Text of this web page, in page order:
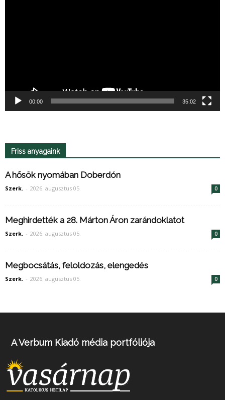
00:00 35:02
Friss anyagaink
A hősök nyomában Doberdón
Szerk. - 2026. augusztus 05. 0
Meghirdették a 28. Márton Áron zarándoklatot
Szerk. - 2026. augusztus 05. 0
Megbocsátás, feloldozás, elengedés
Szerk. - 2026. augusztus 05. 0
A Verbum Kiadó média portfóliója